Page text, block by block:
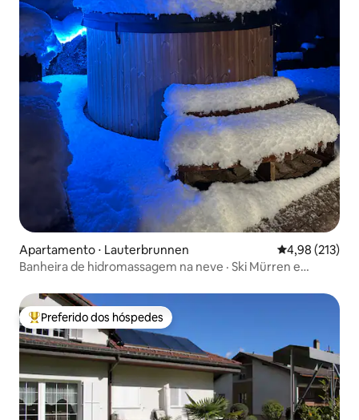
Apartamento ⋅ Lauterbrunnen 4,98 de uma
4,98 (213)
Banheira de hidromassagem na neve · Ski Mürren e
Entre os melhores preferidos dos hóspedes
Preferido dos hóspedes